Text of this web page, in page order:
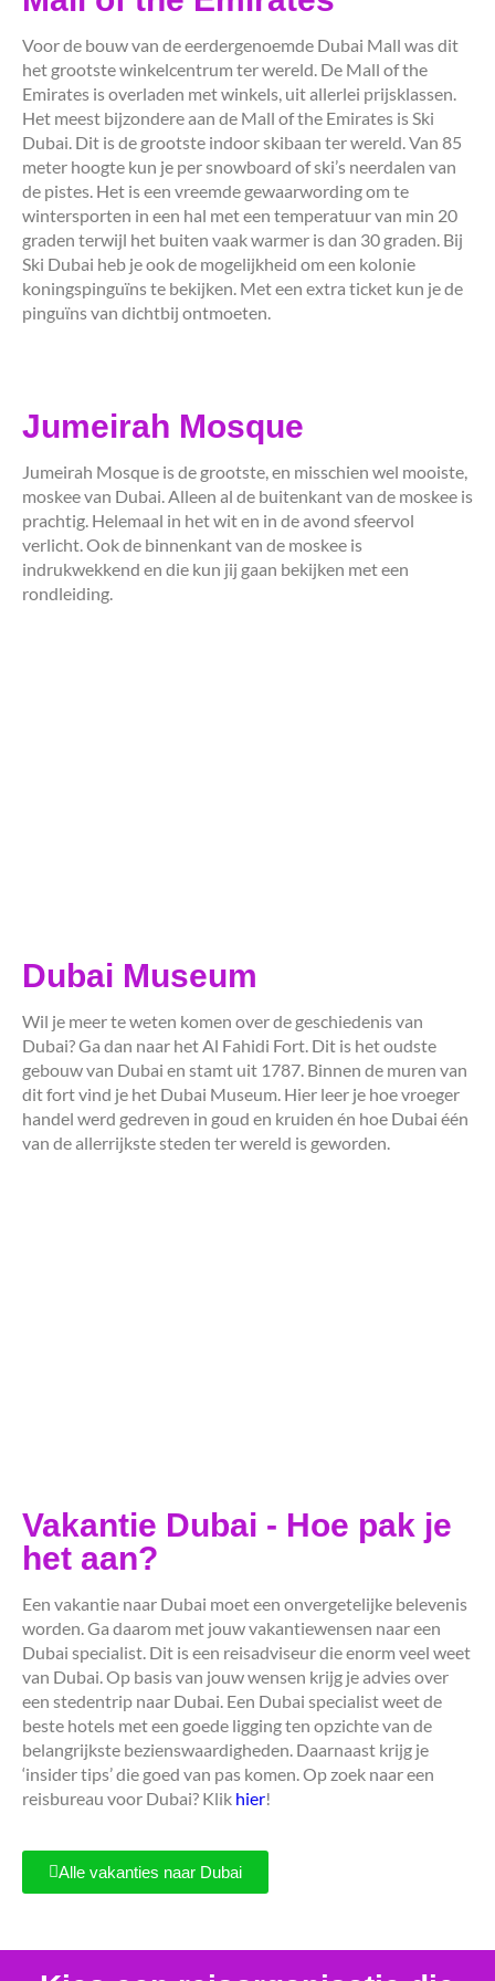
Voor de bouw van de eerdergenoemde Dubai Mall was dit
het grootste winkelcentrum ter wereld. De Mall of the
Emirates is overladen met winkels, uit allerlei prijsklassen.
Het meest bijzondere aan de Mall of the Emirates is Ski
Dubai. Dit is de grootste indoor skibaan ter wereld. Van 85
meter hoogte kun je per snowboard of ski’s neerdalen van
de pistes. Het is een vreemde gewaarwording om te
wintersporten in een hal met een temperatuur van min 20
graden terwijl het buiten vaak warmer is dan 30 graden. Bij
Ski Dubai heb je ook de mogelijkheid om een kolonie
koningspinguïns te bekijken. Met een extra ticket kun je de
pinguïns van dichtbij ontmoeten.
Jumeirah Mosque
Jumeirah Mosque is de grootste, en misschien wel mooiste,
moskee van Dubai. Alleen al de buitenkant van de moskee is
prachtig. Helemaal in het wit en in de avond sfeervol
verlicht. Ook de binnenkant van de moskee is
indrukwekkend en die kun jij gaan bekijken met een
rondleiding.
Dubai Museum
Wil je meer te weten komen over de geschiedenis van
Dubai? Ga dan naar het Al Fahidi Fort. Dit is het oudste
gebouw van Dubai en stamt uit 1787. Binnen de muren van
dit fort vind je het Dubai Museum. Hier leer je hoe vroeger
handel werd gedreven in goud en kruiden én hoe Dubai één
van de allerrijkste steden ter wereld is geworden.
Vakantie Dubai - Hoe pak je
het aan?
Een vakantie naar Dubai moet een onvergetelijke belevenis
worden. Ga daarom met jouw vakantiewensen naar een
Dubai specialist. Dit is een reisadviseur die enorm veel weet
van Dubai. Op basis van jouw wensen krijg je advies over
een stedentrip naar Dubai. Een Dubai specialist weet de
beste hotels met een goede ligging ten opzichte van de
belangrijkste bezienswaardigheden. Daarnaast krijg je
‘insider tips’ die goed van pas komen. Op zoek naar een
reisbureau voor Dubai? Klik hier!
Alle vakanties naar Dubai